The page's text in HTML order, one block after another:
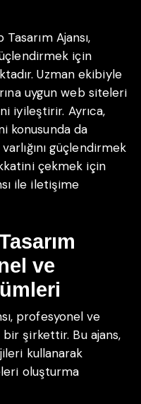
Ajansı,
için
Uzman ekibiyle
uygun web siteleri
iyileştirir. Ayrıca,
konusunda da
güçlendirmek
çekmek için
ile iletişime
ve
profesyonel ve
bir şirkettir. Bu ajans,
kullanarak
oluşturma